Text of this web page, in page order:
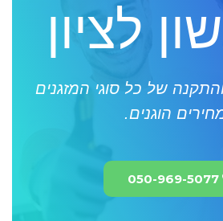
לציון
של כל סוגי המזגנים
הוגנים.
050-969-5077